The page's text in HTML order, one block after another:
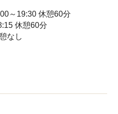
～19:30 休憩60分
休憩60分
なし